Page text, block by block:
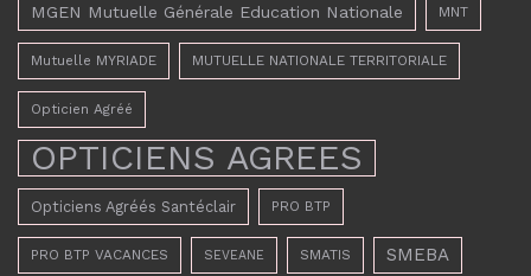
MGEN Mutuelle Générale Education Nationale MNT
Mutuelle MYRIADE MUTUELLE NATIONALE TERRITORIALE
Opticien Agréé
OPTICIENS AGREES
Opticiens Agréés Santéclair PRO BTP
PRO BTP VACANCES SEVEANE SMATIS SMEBA